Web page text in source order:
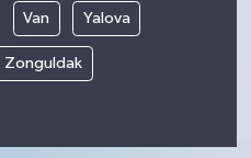
Van Yalova
Zonguldak